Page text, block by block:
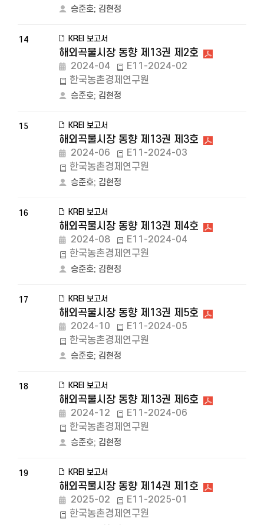
승준호; 김현정
14 KREI 보고서
해외곡물시장 동향 제13권 제2호
2024-04
E11-2024-02
한국농촌경제연구원
승준호; 김현정
15 KREI 보고서
해외곡물시장 동향 제13권 제3호
2024-06
E11-2024-03
한국농촌경제연구원
승준호; 김현정
16 KREI 보고서
해외곡물시장 동향 제13권 제4호
2024-08
E11-2024-04
한국농촌경제연구원
승준호; 김현정
17 KREI 보고서
해외곡물시장 동향 제13권 제5호
2024-10
E11-2024-05
한국농촌경제연구원
승준호; 김현정
18 KREI 보고서
해외곡물시장 동향 제13권 제6호
2024-12
E11-2024-06
한국농촌경제연구원
승준호; 김현정
19 KREI 보고서
해외곡물시장 동향 제14권 제1호
2025-02
E11-2025-01
한국농촌경제연구원